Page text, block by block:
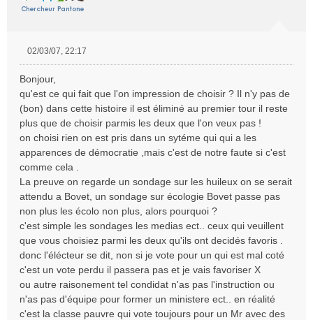
s
s
a
g
e
o
n
l
u
02/03/07, 22:17
Bonjour,
qu'est ce qui fait que l'on impression de choisir ? Il n'y pas de
(bon) dans cette histoire il est éliminé au premier tour il reste
plus que de choisir parmis les deux que l'on veux pas !
on choisi rien on est pris dans un sytéme qui qui a les
apparences de démocratie ,mais c'est de notre faute si c'est
comme cela .
La preuve on regarde un sondage sur les huileux on se serait
attendu a Bovet, un sondage sur écologie Bovet passe pas
non plus les écolo non plus, alors pourquoi ?
c'est simple les sondages les medias ect.. ceux qui veuillent
que vous choisiez parmi les deux qu'ils ont decidés favoris .
donc l'élécteur se dit, non si je vote pour un qui est mal coté
c'est un vote perdu il passera pas et je vais favoriser X
ou autre raisonement tel condidat n'as pas l'instruction ou
n'as pas d'équipe pour former un ministere ect.. en réalité
c'est la classe pauvre qui vote toujours pour un Mr avec des